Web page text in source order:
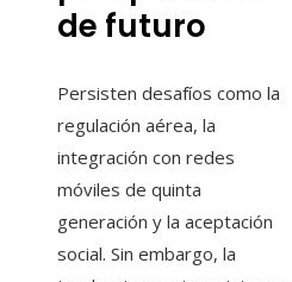
de futuro
Persisten desafíos como la
regulación aérea, la
integración con redes
móviles de quinta
generación y la aceptación
social. Sin embargo, la